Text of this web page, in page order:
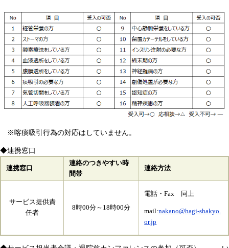
※喀痰吸引行為の対応はしていません。
◆連携窓口
連携窓口
連絡のつきやすい時
間帯
連絡方法
サービス提供責
任者
8時00分～18時00分
電話・Fax 同上
mail:nakano@hagi-shakyo.
or.jp